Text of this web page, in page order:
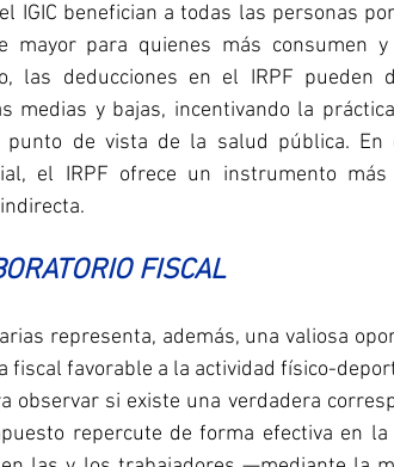
IGIC benefician a todas las personas
mayor para quienes más consumen
las deducciones en el IRPF pueden
medias y bajas, incentivando la
de vista de la salud pública. En
el IRPF ofrece un instrumento
FISCAL
representa, además, una valiosa
fiscal favorable a la actividad físico-
observar si existe una verdadera
repercute de forma efectiva en